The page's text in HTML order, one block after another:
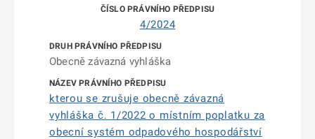
4/2024
Obecně závazná vyhláška
kterou se zrušuje obecně závazná
vyhláška č. 1/2022 o místním poplatku za
obecní systém odpadového hospodářství